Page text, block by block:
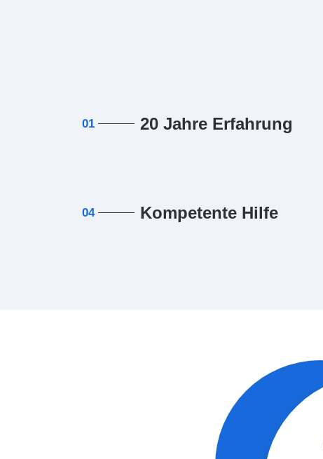
01 20 Jahre Erfahrung
04 Kompetente Hilfe